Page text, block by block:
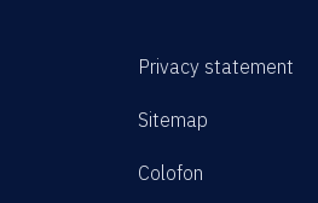
Privacy statement
Sitemap
Colofon